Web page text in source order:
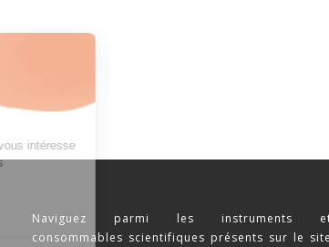
Naviguez parmi les instruments
consommables scientifiques présents sur le site